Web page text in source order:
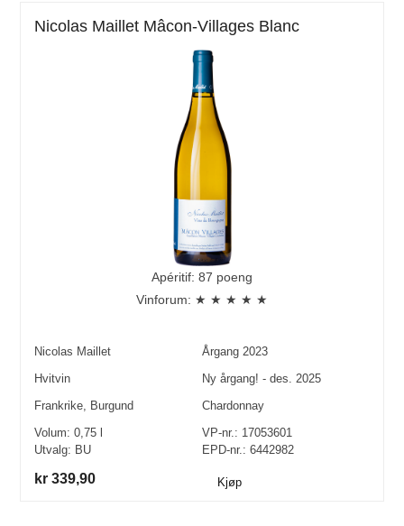
Nicolas Maillet Mâcon-Villages Blanc
Apéritif: 87 poeng
Vinforum: ★ ★ ★ ★ ★
Nicolas Maillet Årgang 2023
Hvitvin
Ny årgang! - des. 2025
Frankrike, Burgund
Chardonnay
Volum:0,75
Utvalg: BU
VP-nr.: 17053601
EPD-nr.: 6442982
kr 339,90 Kjøp